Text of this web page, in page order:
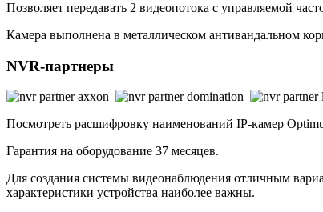
Позволяет передавать 2 видеопотока с управляемой
Камера выполнена в металлическом антивандальном
NVR-партнеры
Посмотреть расшифровку наименований IP-камер
Гарантия на оборудование 37 месяцев.
Для создания системы видеонаблюдения отличным
характеристики устройства наиболее важны.